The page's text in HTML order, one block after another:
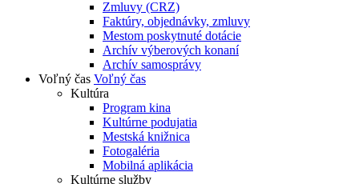
Zmluvy (CRZ)
Faktúry, objednávky, zmluvy
Mestom poskytnuté dotácie
Archív výberových konaní
Archív samosprávy
Voľný čas Voľný čas
Kultúra
Program kina
Kultúrne podujatia
Mestská knižnica
Fotogaléria
Mobilná aplikácia
Kultúrne služby